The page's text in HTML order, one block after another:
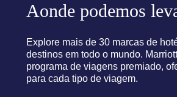
Aonde podemos
Explore mais de 30 marcas de
destinos em todo o mundo.
programa de viagens premiado,
para cada tipo de viagem.